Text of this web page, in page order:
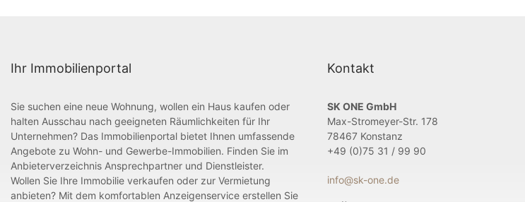
Ihr Immobilienportal
Sie suchen eine neue Wohnung, wollen ein Haus kaufen oder
halten Ausschau nach geeigneten Räumlichkeiten für Ihr
Unternehmen? Das Immobilienportal bietet Ihnen umfassende
Angebote zu Wohn- und Gewerbe-Immobilien. Finden Sie im
Anbieterverzeichnis Ansprechpartner und Dienstleister.
Wollen Sie Ihre Immobilie verkaufen oder zur Vermietung
anbieten? Mit dem komfortablen Anzeigenservice erstellen Sie
Kontakt
SK ONE GmbH
Max-Stromeyer-Str. 178
78467 Konstanz
+49 (0)75 31 / 99 90
info@sk-one.de